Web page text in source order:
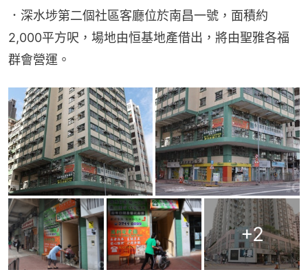
．深水埗第二個社區客廳位於南昌一號，面積約
2,000平方呎，場地由恒基地產借出，將由聖雅各福
群會營運。
+2